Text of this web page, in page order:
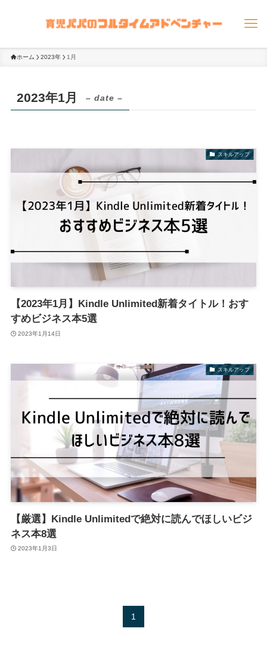
ホーム 2023年 1月
2023年1月 – date –
スキルアップ
【2023年1月】Kindle Unlimited新着タイトル！おす
すめビジネス本5選
2023年1月14日
スキルアップ
【厳選】Kindle Unlimitedで絶対に読んでほしいビジ
ネス本8選
2023年1月3日
1